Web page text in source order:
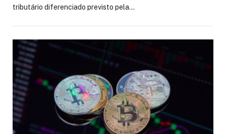
tributário diferenciado previsto pela…